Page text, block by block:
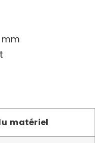
matériel